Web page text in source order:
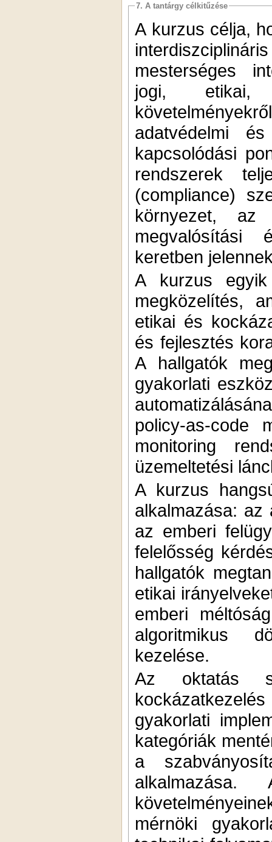
7. A tantárgy célkitűzése
A kurzus célja,
mesterséges
jogi, etikai,
adatvédelmi
kapcsolódási
rendszerek
(compliance)
környezet,
megvalósítási
keretben
A kurzus
megközelítés,
etikai és
és fejlesztés
A hallgatók
gyakorlati
policy-as-code
monitoring
üzemeltetési
A kurzus
alkalmazása: az
az emberi
felelősség
hallgatók
etikai
emberi
algoritmikus
kezelése.
Az oktatás
gyakorlati
kategóriák
a
mérnöki